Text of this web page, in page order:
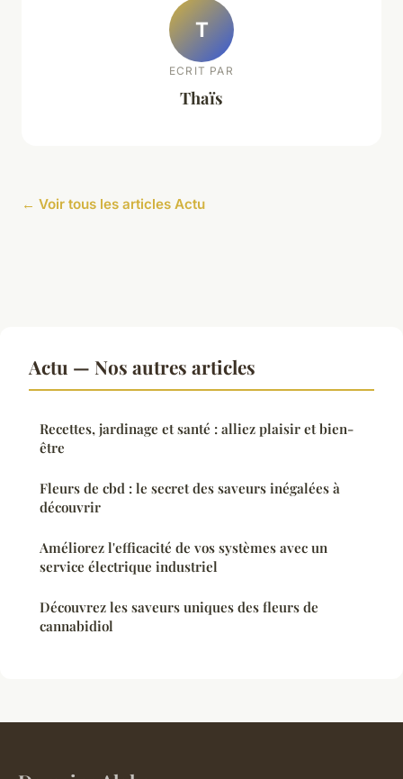
T
ECRIT PAR
Thaïs
← Voir tous les articles Actu
Actu — Nos autres articles
Recettes, jardinage et santé : alliez plaisir et bien-
être
Fleurs de cbd : le secret des saveurs inégalées à
découvrir
Améliorez l'efficacité de vos systèmes avec un
service électrique industriel
Découvrez les saveurs uniques des fleurs de
cannabidiol